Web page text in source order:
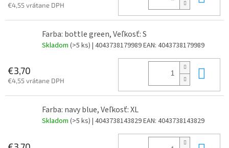
€4,55 vrátane DPH
Farba: bottle green, Veľkosť: S
Skladom (>5 ks) | 4043738179989EAN: 4043738179989
€3,70
€4,55 vrátane DPH
Farba: navy blue, Veľkosť: XL
Skladom (>5 ks) | 4043738143829EAN: 4043738143829